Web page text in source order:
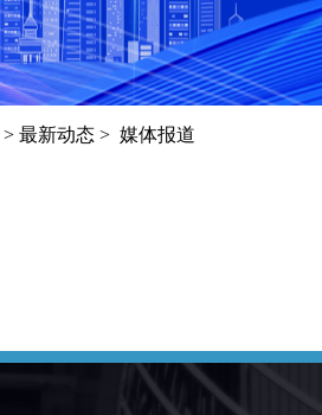
> 最新动态 > 媒体报道